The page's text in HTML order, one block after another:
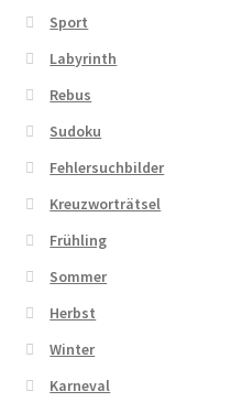
Sport
Labyrinth
Rebus
Sudoku
Fehlersuchbilder
Kreuzworträtsel
Frühling
Sommer
Herbst
Winter
Karneval